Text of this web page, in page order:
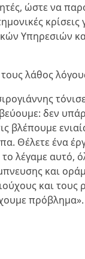
ώστε να
Υπηρεσιών
λάθος
δεν
βλέπουμε
Θέλετε ένα
λέγαμε αυτό,
και
και τους
πρόβλημα».